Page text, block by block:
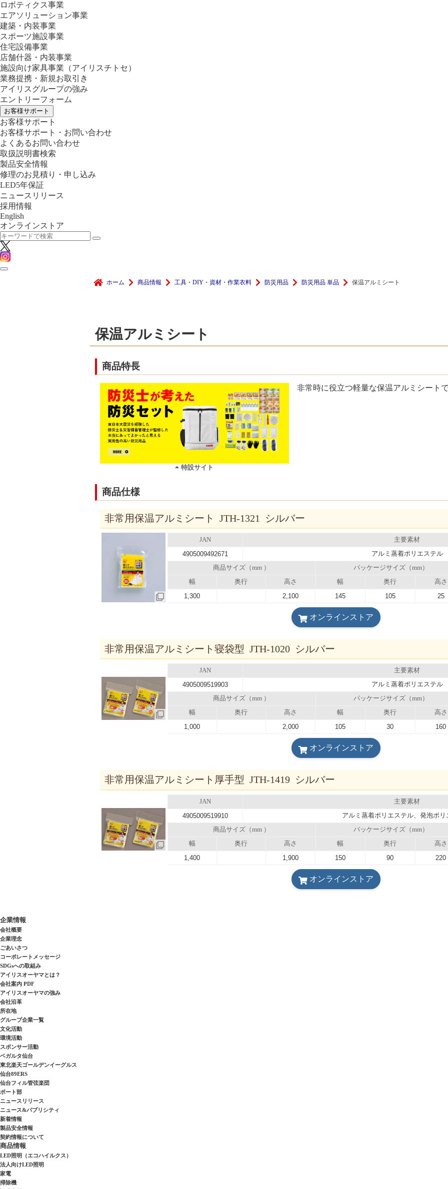
ロボティクス事業
エアソリューション事業
建築・内装事業
スポーツ施設事業
住宅設備事業
店舗什器・内装事業
施設向け家具事業 （アイリスチトセ）
業務提携・新規お取引き
アイリスグループの強み
エントリーフォーム
お客様サポート
お客様サポート
お客様サポート・お問い合わせ
よくあるお問い合わせ
取扱説明書検索
製品安全情報
修理のお見積り・申し込み
LED5年保証
ニュースリリース
採用情報
English
オンラインストア
ホーム 商品情報 工具・DIY・資材・作業衣料 防災用品 防災用品 単品 保温アルミシート
保温アルミシート
商品特長
特設サイト
非常時に役立つ軽量な保温アルミシートで
商品仕様
非常用保温アルミシート JTH-1321 シルバー
JAN 主要素材
4905009492671 アルミ蒸着ポリエステル
商品サイズ（mm ） パッケージサイズ（mm）
幅 奥行 高さ 幅 奥行 高さ
1,300 2,100 145 105 25
オンラインストア
非常用保温アルミシート寝袋型 JTH-1020 シルバー
JAN 主要素材
4905009519903 アルミ蒸着ポリエステル
商品サイズ（mm ） パッケージサイズ（mm）
幅 奥行 高さ 幅 奥行 高さ
1,000 2,000 105 30 160
オンラインストア
非常用保温アルミシート厚手型 JTH-1419 シルバー
JAN 主要素材
4905009519910 アルミ蒸着ポリエステル、発泡ポリ
商品サイズ（mm ） パッケージサイズ（mm）
幅 奥行 高さ 幅 奥行 高さ
1,400 1,900 150 90 220
オンラインストア
企業情報
会社概要
企業理念
ごあいさつ
コーポレートメッセージ
SDGsへの取組み
アイリスオーヤマとは？
会社案内 PDF
アイリスオーヤマの強み
会社沿革
所在地
グループ企業一覧
文化活動
環境活動
スポンサー活動
ベガルタ仙台
東北楽天ゴールデンイーグルス
仙台89ERS
仙台フィル管弦楽団
ボート部
ニュースリリース
ニュース&パブリシティ
新着情報
製品安全情報
契約情報について
商品情報
LED照明（エコハイルクス）
法人向けLED照明
家電
掃除機